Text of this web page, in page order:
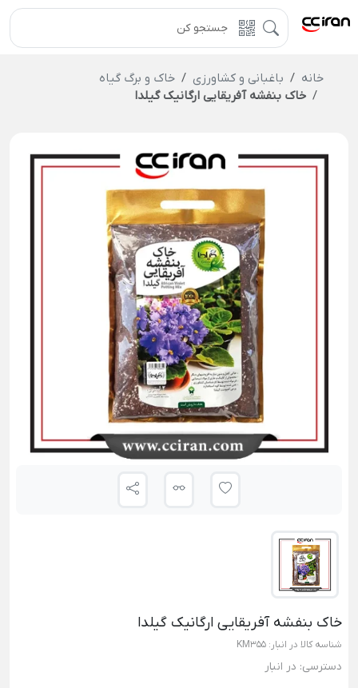
خانه باغبانی و کشاورزی
خاک و برگ گیاه
خاک بنفشه آفریقایی ارگانیک گیلدا
خاک بنفشه آفریقایی ارگانیک گیلدا
شناسه کالا در انبار: KM355
دسترسی: در انبار